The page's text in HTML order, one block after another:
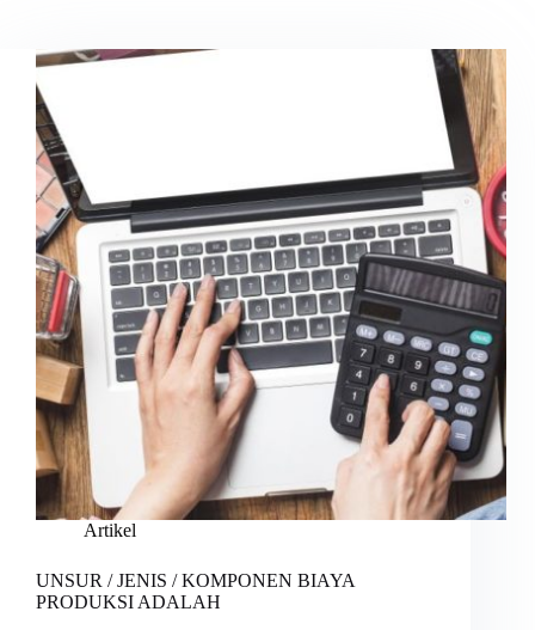
Artikel
UNSUR / JENIS / KOMPONEN BIAYA
PRODUKSI ADALAH